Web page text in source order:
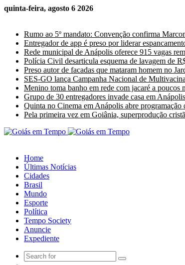
quinta-feira, agosto 6 2026
Rumo ao 5º mandato: Convenção confirma
Entregador de app é preso por liderar
Rede municipal de Anápolis oferece 915 vagas
Polícia Civil desarticula esquema de lavagem de
Preso autor de facadas que mataram homem no
SES-GO lança Campanha Nacional de
Menino toma banho em rede com jacaré a poucos
Grupo de 30 entregadores invade casa em
Quinta no Cinema em Anápolis abre
Pela primeira vez em Goiânia, superprodução
Home
Últimas Notícias
Cidades
Brasil
Mundo
Esporte
Política
Tempo Society
Anuncie
Expediente